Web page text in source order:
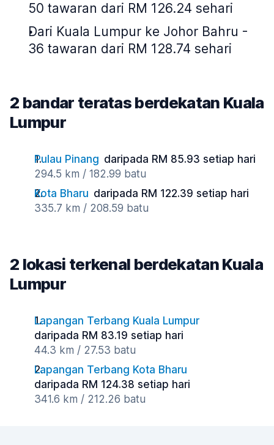
50 tawaran dari RM 126.24 sehari
Dari Kuala Lumpur ke Johor Bahru -
36 tawaran dari RM 128.74 sehari
2 bandar teratas berdekatan Kuala
Lumpur
Pulau Pinang daripada RM 85.93 setiap hari
294.5 km / 182.99 batu
Kota Bharu daripada RM 122.39 setiap hari
335.7 km / 208.59 batu
2 lokasi terkenal berdekatan Kuala
Lumpur
Lapangan Terbang Kuala Lumpur
daripada RM 83.19 setiap hari
44.3 km / 27.53 batu
Lapangan Terbang Kota Bharu
daripada RM 124.38 setiap hari
341.6 km / 212.26 batu